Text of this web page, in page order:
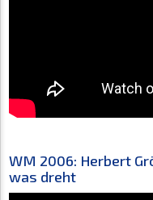
WM 2006: Herbert
was dreht